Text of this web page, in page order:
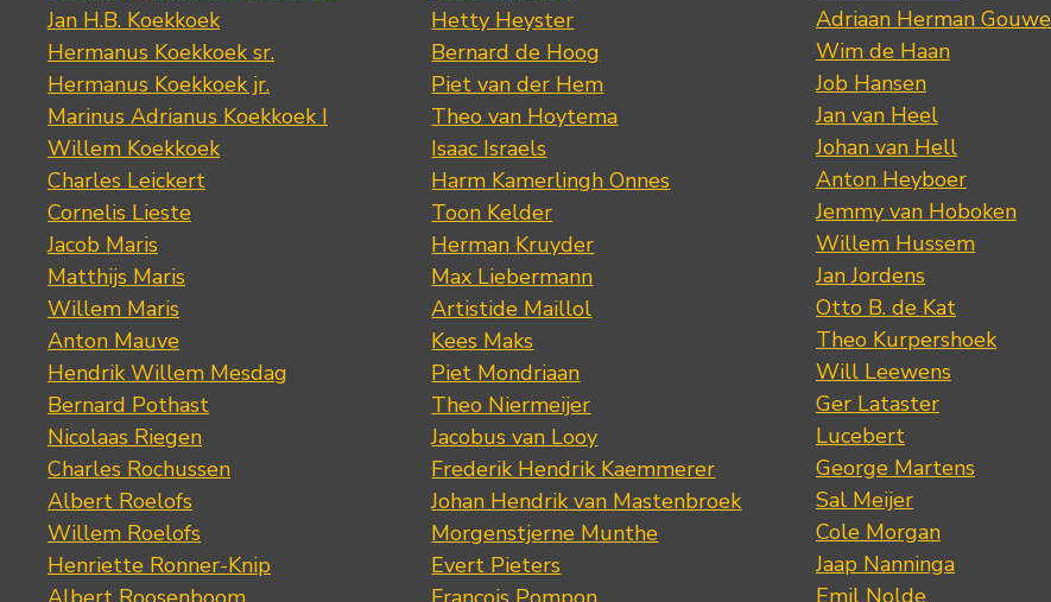
Jan H.B. Koekkoek
Hermanus Koekkoek sr.
Hermanus Koekkoek jr.
Marinus Adrianus Koekkoek I
Willem Koekkoek
Charles Leickert
Cornelis Lieste
Jacob Maris
Matthijs Maris
Willem Maris
Anton Mauve
Hendrik Willem Mesdag
Bernard Pothast
Nicolaas Riegen
Charles Rochussen
Albert Roelofs
Willem Roelofs
Henriette Ronner-Knip
Hetty Heyster
Bernard de Hoog
Piet van der Hem
Theo van Hoytema
Isaac Israels
Harm Kamerlingh Onnes
Toon Kelder
Herman Kruyder
Max Liebermann
Artistide Maillol
Kees Maks
Piet Mondriaan
Theo Niermeijer
Jacobus van Looy
Frederik Hendrik Kaemmerer
Johan Hendrik van Mastenbroek
Morgenstjerne Munthe
Evert Pieters
Adriaan Herman Gouwe
Wim de Haan
Job Hansen
Jan van Heel
Johan van Hell
Anton Heyboer
Jemmy van Hoboken
Willem Hussem
Jan Jordens
Otto B. de Kat
Theo Kurpershoek
Will Leewens
Ger Lataster
Lucebert
George Martens
Sal Meijer
Cole Morgan
Jaap Nanninga
Emil Nolde